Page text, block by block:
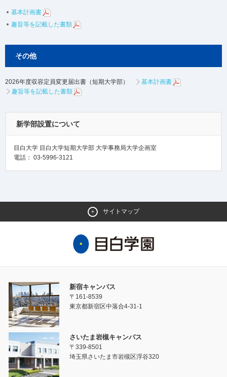
基本計画書
趣旨等を記載した書類
その他
2026年度収容定員変更届出書（短期大学部）
基本計画書
趣旨等を記載した書類
新学部設置について
目白大学 目白大学短期大学部 大学事務局大学企画室
電話： 03-5996-3121
サイトマップ
新宿キャンパス
〒161-8539
東京都新宿区中落合4-31-1
さいたま岩槻キャンパス
〒339-8501
埼玉県さいたま市岩槻区浮谷320